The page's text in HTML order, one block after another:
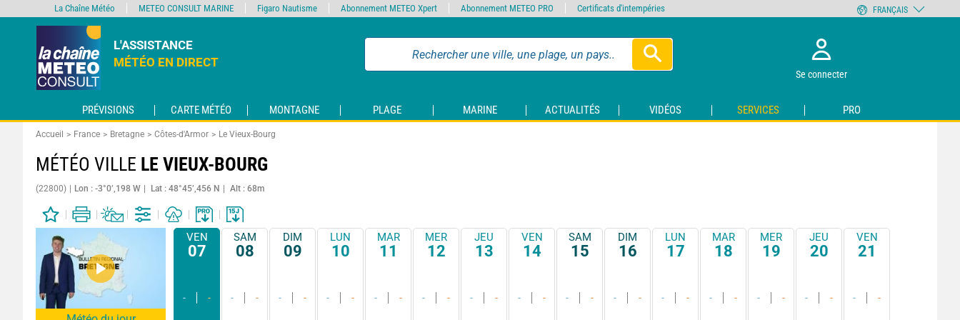
L'ASSISTANCE
MÉTÉO EN DIRECT
Se connecter
PRÉVISIONS CARTE MÉTÉO MONTAGNE PLAGE MARINE ACTUALITÉS VIDÉOS SERVICES PRO
Accueil France Bretagne Côtes-d'Armor Le Vieux-Bourg
MÉTÉO VILLE LE VIEUX-BOURG
(22800) Lon : -3°0’,198 W Lat : 48°45’,456 N Alt : 68m
VEN
07
- -
SAM
08
- -
DIM
09
- -
LUN
10
- -
MAR
11
- -
MER
12
- -
JEU
13
- -
VEN
14
- -
SAM
15
- -
DIM
16
- -
LUN
17
- -
MAR
18
- -
MER
19
- -
JEU
20
- -
VEN
21
- -
La Chaîne Météo METEO CONSULT MARINE Figaro Nautisme Abonnement METEO Xpert Abonnement METEO PRO Certificats d'intempéries FRANÇAIS